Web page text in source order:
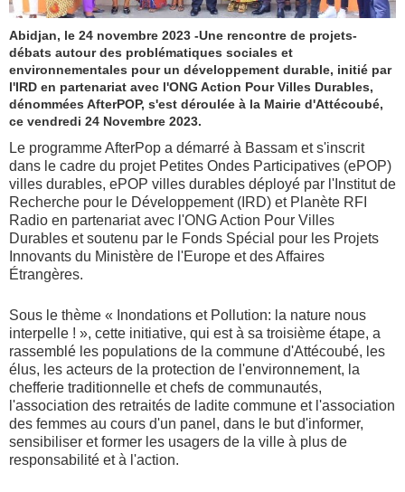
Abidjan, le 24 novembre 2023 -Une rencontre de projets-
débats autour des problématiques sociales et
environnementales pour un développement durable, initié par
l'IRD en partenariat avec l'ONG Action Pour Villes Durables,
dénommées AfterPOP, s'est déroulée à la Mairie d'Attécoubé,
ce vendredi 24 Novembre 2023.
Le programme AfterPop a démarré à Bassam et s'inscrit
dans le cadre du projet Petites Ondes Participatives (ePOP)
villes durables, ePOP villes durables déployé par l'Institut de
Recherche pour le Développement (IRD) et Planète RFI
Radio en partenariat avec l'ONG Action Pour Villes
Durables et soutenu par le Fonds Spécial pour les Projets
Innovants du Ministère de l'Europe et des Affaires
Étrangères.
Sous le thème « Inondations et Pollution: la nature nous
interpelle ! », cette initiative, qui est à sa troisième étape, a
rassemblé les populations de la commune d'Attécoubé, les
élus, les acteurs de la protection de l'environnement, la
chefferie traditionnelle et chefs de communautés,
l'association des retraités de ladite commune et l'association
des femmes au cours d'un panel, dans le but d'informer,
sensibiliser et former les usagers de la ville à plus de
responsabilité et à l'action.